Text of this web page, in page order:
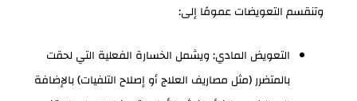
وتنقسم التعويضات عمومًا إلى:
التعويض المادي: ويشمل الخسارة الفعلية التي لحقت
بالمتضرر (مثل مصاريف العلاج أو إصلاح التلفيات) بالإضافة